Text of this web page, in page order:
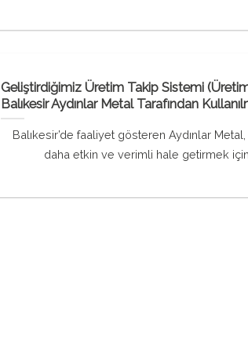
Geliştirdiğimiz Üretim Takip Sistemi (Üretim
Balıkesir Aydınlar Metal Tarafından
Balıkesir’de faaliyet gösteren Aydınlar
daha etkin ve verimli hale getirmek